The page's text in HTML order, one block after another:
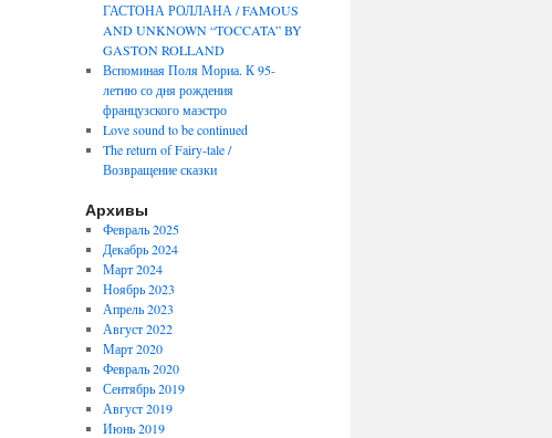
ГАСТОНА РОЛЛАНА / FAMOUS
AND UNKNOWN “TOCCATA” BY
GASTON ROLLAND
Вспоминая Поля Мориа. К 95-
летию со дня рождения
французского маэстро
Love sound to be continued
The return of Fairy-tale /
Возвращение сказки
Архивы
Февраль 2025
Декабрь 2024
Март 2024
Ноябрь 2023
Апрель 2023
Август 2022
Март 2020
Февраль 2020
Сентябрь 2019
Август 2019
Июнь 2019